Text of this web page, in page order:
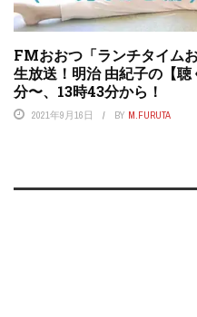
FMおおつ「ランチタイム
生放送！明治 由紀子の【
分〜、13時43分から！
2021年9月16日 BY M.FURUTA